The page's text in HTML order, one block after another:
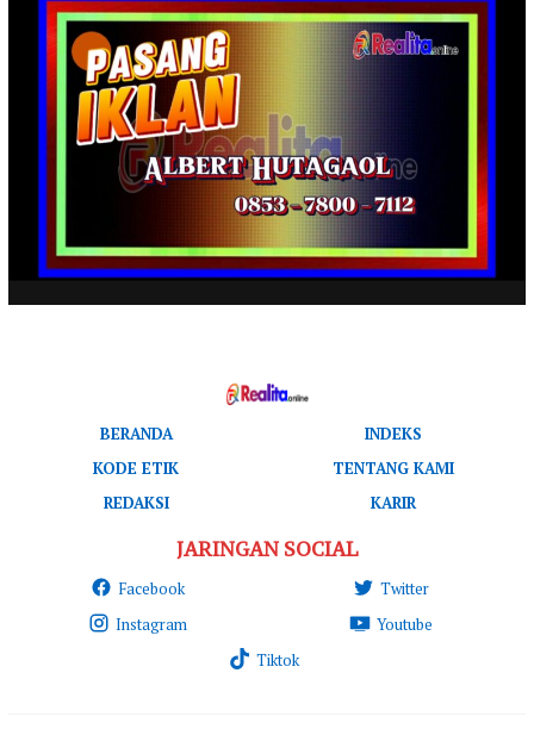
BERANDA
INDEKS
KODE ETIK
TENTANG KAMI
REDAKSI
KARIR
JARINGAN SOCIAL
Facebook
Twitter
Instagram
Youtube
Tiktok